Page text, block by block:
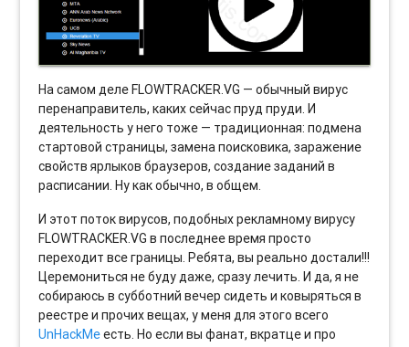
На самом деле FLOWTRACKER.VG — обычный вирус
перенаправитель, каких сейчас пруд пруди. И
деятельность у него тоже — традиционная: подмена
стартовой страницы, замена поисковика, заражение
свойств ярлыков браузеров, создание заданий в
расписании. Ну как обычно, в общем.
И этот поток вирусов, подобных рекламному вирусу
FLOWTRACKER.VG в последнее время просто
переходит все границы. Ребята, вы реально достали!!!
Церемониться не буду даже, сразу лечить. И да, я не
собираюсь в субботний вечер сидеть и ковыряться в
реестре и прочих вещах, у меня для этого всего
UnHackMeесть. Но если вы фанат, вкратце и про